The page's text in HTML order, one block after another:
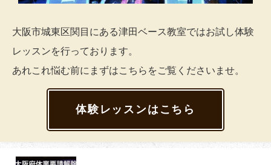
大阪市城東区関目にある津田ベース教室ではお試し体験
レッスンを行っております。
あれこれ悩む前にまずはこちらをご覧くださいませ。
体験レッスンはこちら